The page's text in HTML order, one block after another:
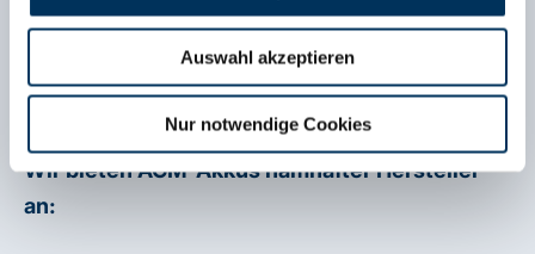
Auswahl akzeptieren
Nur notwendige Cookies
unsere eigenen MarkenSSB BatteryundSUN
. Diese stehen für ein Höchstmaß an
Qualität und das zu einem fairen Preis.
Wir bieten AGM-Akkus namhafter Hersteller
an: